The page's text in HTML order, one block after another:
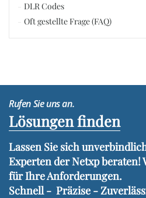
DLR Codes
Oft gestellte Frage (FAQ)
Rufen Sie uns an.
Lösungen finden
Lassen Sie sich
Experten der Netxp beraten!
für Ihre Anforderungen.
Schnell - Präzise -